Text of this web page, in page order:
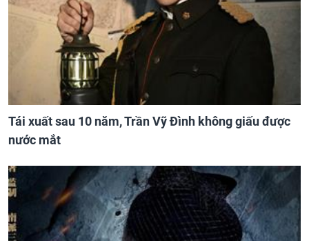
Tái xuất sau 10 năm, Trần Vỹ Đình không giấu được
nước mắt